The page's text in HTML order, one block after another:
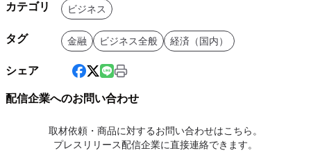
カテゴリ ビジネス
タグ 金融 ビジネス全般 経済（国内）
シェア
配信企業へのお問い合わせ
取材依頼・商品に対するお問い合わせはこちら。
プレスリリース配信企業に直接連絡できます。